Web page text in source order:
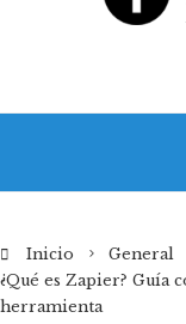
Inicio
General
¿Qué es Zapier? Guía
herramienta